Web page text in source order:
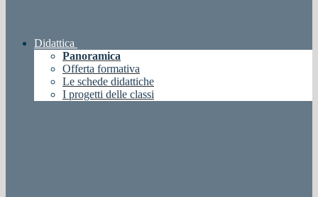
Didattica
Panoramica
Offerta formativa
Le schede didattiche
I progetti delle classi